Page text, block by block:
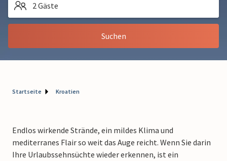
2 Gäste
Suchen
Startseite Kroatien
Endlos wirkende Strände, ein mildes Klima und
mediterranes Flair so weit das Auge reicht. Wenn Sie darin
Ihre Urlaubssehnsüchte wieder erkennen, ist ein